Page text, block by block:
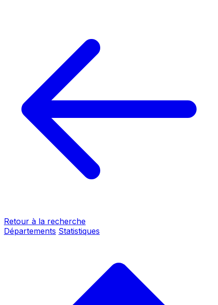
Retour à la recherche
Départements Statistiques